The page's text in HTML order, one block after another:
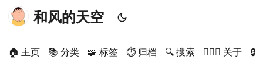
和风的天空
🏠 主页 📚 分类 🧩 标签 ⏱ 归档 🔍 搜索 🙋🏻‍♂️ 关于 🔒